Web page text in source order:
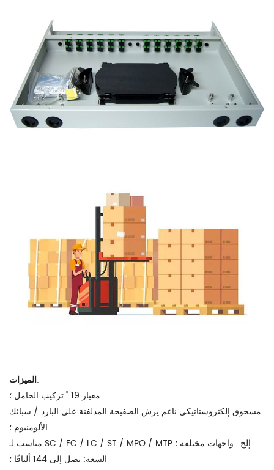
الميزات:
معيار 19 " تركيب الحامل ؛
مسحوق إلكتروستاتيكي ناعم يرش الصفيحة المدلفنة على البارد / سبائك
الألومنيوم ؛
مناسب لـ SC / FC / LC / ST / MPO / MTP إلخ . واجهات مختلفة ؛
السعة: تصل إلى 144 أليافًا ؛